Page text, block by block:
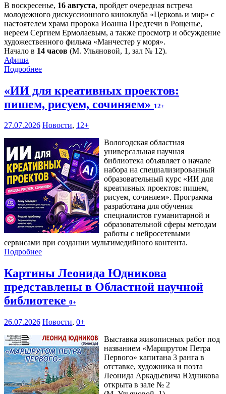
В воскресенье, 16 августа, пройдет очередная встреча
молодежного дискуссионного киноклуба «Церковь и мир» с
настоятелем храма пророка Иоанна Предтечи в Рощенье,
иереем Сергием Ермолаевым, а также просмотр и обсуждение
художественного фильма «Манчестер у моря».
Начало в 14 часов (М. Ульяновой, 1, зал № 12).
Афиша
Подробнее
«ИИ для креативных проектов:
пишем, рисуем, сочиняем» 12+
27.07.2026 Новости, 12+
Вологодская областная
универсальная научная
библиотека объявляет о начале
набора на специализированный
образовательный курс «ИИ для
креативных проектов: пишем,
рисуем, сочиняем». Программа
разработана для обучения
специалистов гуманитарной и
образовательной сферы методам
работы с нейросетевыми
сервисами при создании мультимедийного контента.
Подробнее
Картины Леонида Юдникова
представлены в Областной научной
библиотеке 0+
26.07.2026 Новости, 0+
Выставка живописных работ под
названием «Маршрутом Петра
Первого» капитана 3 ранга в
отставке, художника и поэта
Леонида Аркадьевича Юдникова
открыта в зале № 2